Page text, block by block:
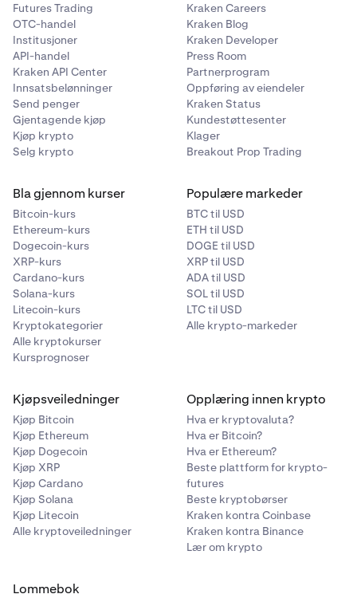
Futures Trading
OTC-handel
Institusjoner
API-handel
Kraken API Center
Innsatsbelønninger
Send penger
Gjentagende kjøp
Kjøp krypto
Selg krypto
Kraken Careers
Kraken Blog
Kraken Developer
Press Room
Partnerprogram
Oppføring av eiendeler
Kraken Status
Kundestøttesenter
Klager
Breakout Prop Trading
Bla gjennom kurser
Bitcoin-kurs
Ethereum-kurs
Dogecoin-kurs
XRP-kurs
Cardano-kurs
Solana-kurs
Litecoin-kurs
Kryptokategorier
Alle kryptokurser
Kursprognoser
Populære markeder
BTC til USD
ETH til USD
DOGE til USD
XRP til USD
ADA til USD
SOL til USD
LTC til USD
Alle krypto-markeder
Kjøpsveiledninger
Kjøp Bitcoin
Kjøp Ethereum
Kjøp Dogecoin
Kjøp XRP
Kjøp Cardano
Kjøp Solana
Kjøp Litecoin
Alle kryptoveiledninger
Opplæring innen krypto
Hva er kryptovaluta?
Hva er Bitcoin?
Hva er Ethereum?
Beste plattform for krypto-
futures
Beste kryptobørser
Kraken kontra Coinbase
Kraken kontra Binance
Lær om krypto
Lommebok